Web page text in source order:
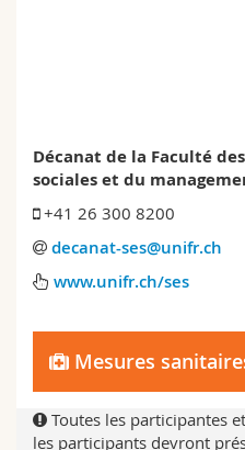
Décanat de la Faculté
sociales et du
+41 26 300 8200
decanat-ses@unifr.ch
www.unifr.ch/ses
Mesures
Toutes les participantes
les participants devront